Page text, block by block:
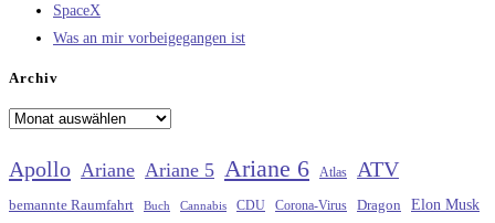
SpaceX
Was an mir vorbeigegangen ist
Archiv
Archiv
Apollo Ariane Ariane 5 Ariane 6 Atlas ATV
bemannte Raumfahrt Buch Cannabis CDU Corona-Virus Dragon Elon Musk